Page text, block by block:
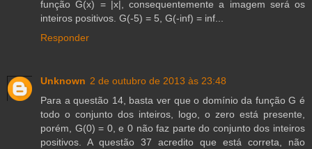
função G(x) = |x|, consequentemente a imagem será os
inteiros positivos. G(-5) = 5, G(-inf) = inf...
Responder
Unknown 2 de outubro de 2013 às 23:48
Para a questão 14, basta ver que o domínio da função G é
todo o conjunto dos inteiros, logo, o zero está presente,
porém, G(0) = 0, e 0 não faz parte do conjunto dos inteiros
positivos. A questão 37 acredito que está correta, não